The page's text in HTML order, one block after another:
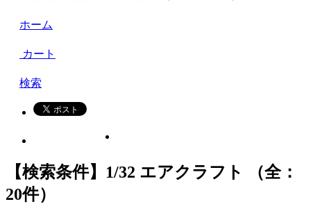
ホーム
カート
検索
【検索条件】1/32 エアクラフト （全：
20件）